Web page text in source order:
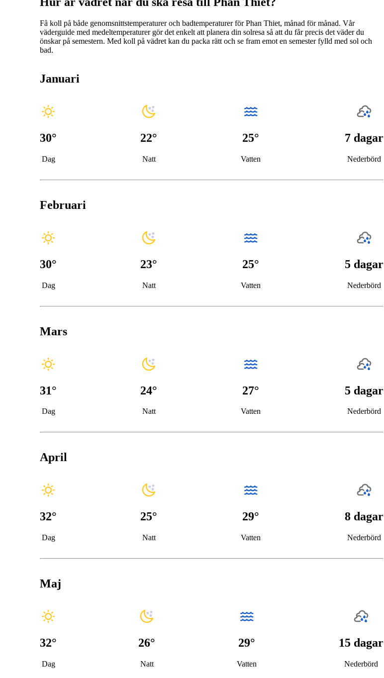
Få koll på både genomsnittstemperaturer och badtemperaturer för Phan Thiet, månad för månad. Vår
väderguide med medeltemperaturer gör det enkelt att planera din solresa så att du får precis det väder du
önskar på semestern. Med koll på vädret kan du packa rätt och se fram emot en semester fylld med sol och
bad.
Januari
30°
Dag
22°
Natt
25°
Vatten
7 dagar
Nederbörd
Februari
30°
Dag
23°
Natt
25°
Vatten
5 dagar
Nederbörd
Mars
31°
Dag
24°
Natt
27°
Vatten
5 dagar
Nederbörd
April
32°
Dag
25°
Natt
29°
Vatten
8 dagar
Nederbörd
Maj
32°
Dag
26°
Natt
29°
Vatten
15 dagar
Nederbörd